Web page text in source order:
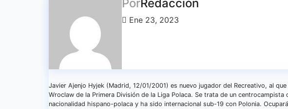
PorRedacción
Ene 23, 2023
Javier Ajenjo Hyjek (Madrid, 12/01/2001) es nuevo jugador del Recreativo, al
Wroclaw de la Primera División de la Liga Polaca. Se trata de un
nacionalidad hispano-polaca y ha sido internacional sub-19 con Polonia.